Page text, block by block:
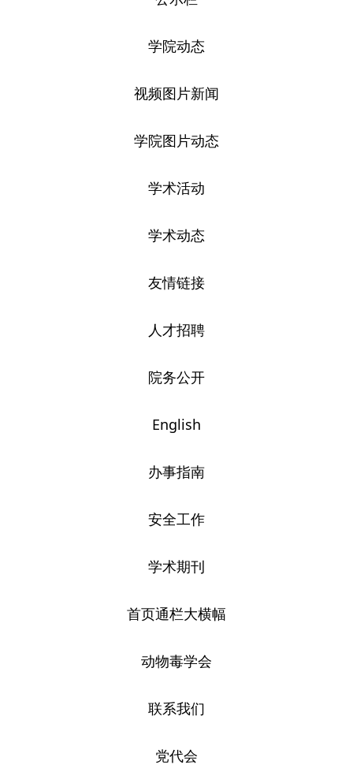
学院动态
视频图片新闻
学院图片动态
学术活动
学术动态
友情链接
人才招聘
院务公开
English
办事指南
安全工作
学术期刊
首页通栏大横幅
动物毒学会
联系我们
党代会